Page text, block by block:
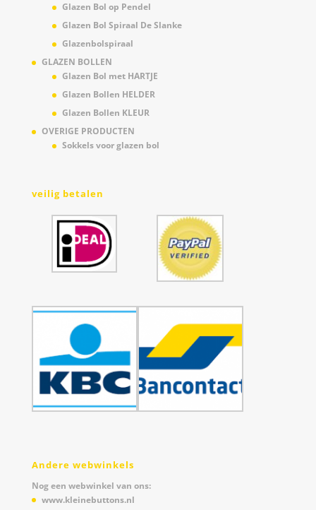
Glazen Bol op Pendel
Glazen Bol Spiraal De Slanke
Glazenbolspiraal
GLAZEN BOLLEN
Glazen Bol met HARTJE
Glazen Bollen HELDER
Glazen Bollen KLEUR
OVERIGE PRODUCTEN
Sokkels voor glazen bol
veilig betalen
Andere webwinkels
Nog een webwinkel van ons:
www.kleinebuttons.nl